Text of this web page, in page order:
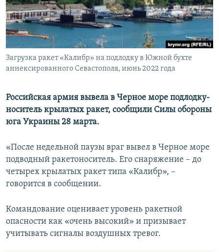
ПОБЕДИТЕЛЕЙ НЕ СУДЯТ?
КРЫМ.НЕПОКОРЕННЫЙ
УКРАИНСКАЯ ПРОБЛЕМА КРЫМА
ПРИСОЕДИНЯЙТЕСЬ!
Все сайты RFE/RL
Загрузка ракет «Калибр» на подлодку в Южной бухте
аннексированного Севастополя, июнь 2022 года
Российская армия вывела в Черное море подлодку-
носитель крылатых ракет, сообщили Силы обороны
юга Украины 28 марта.
«После недельной паузы враг вывел в Черное море
подводный ракетоноситель. Его снаряжение – до
четырех крылатых ракет типа «Калибр», –
говорится в сообщении.
Командование оценивает уровень ракетной
опасности как «очень высокий» и призывает
учитывать сигналы воздушных тревог.